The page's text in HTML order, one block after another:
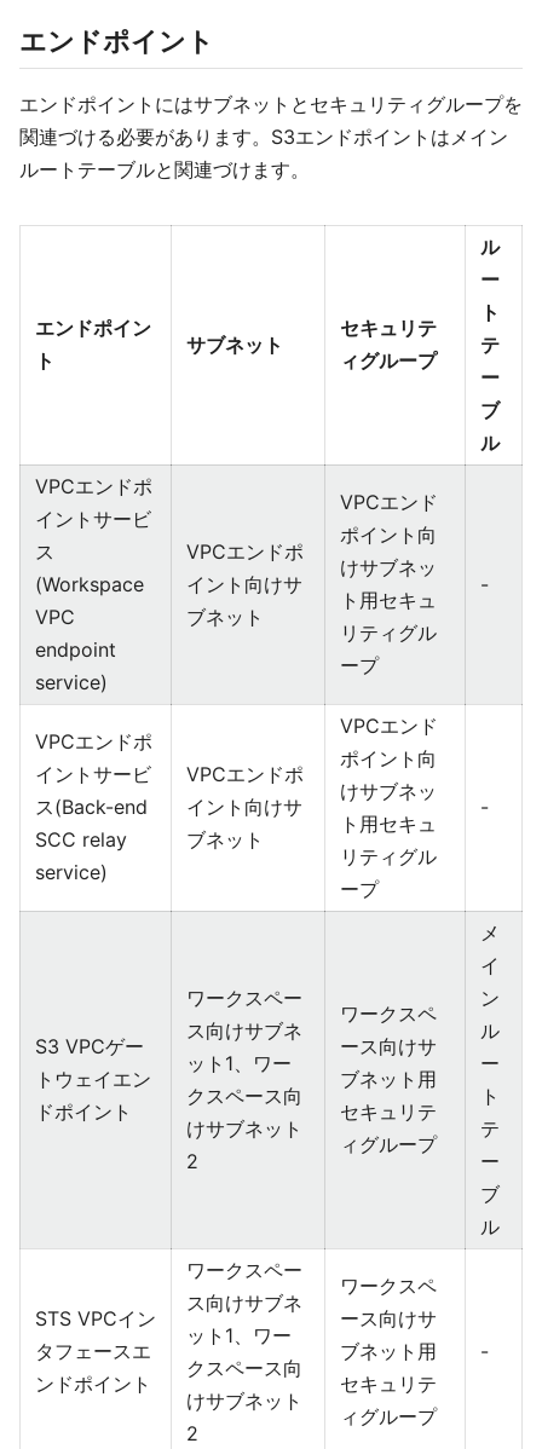
エンドポイント
エンドポイントにはサブネットとセキュリティグループを
関連づける必要があります。S3エンドポイントはメイン
ルートテーブルと関連づけます。
エンドポイン
ト
サブネット
セキュリテ
ィグループ
ル
ー
ト
テ
ー
ブ
ル
VPCエンドポ
イントサービ
ス
(Workspace
VPC
endpoint
service)
VPCエンドポ
イント向けサ
ブネット
VPCエンド
ポイント向
けサブネッ
ト用セキュ
リティグル
ープ
-
VPCエンドポ
イントサービ
ス(Back-end
SCC relay
service)
VPCエンドポ
イント向けサ
ブネット
VPCエンド
ポイント向
けサブネッ
ト用セキュ
リティグル
ープ
-
S3 VPCゲー
トウェイエン
ドポイント
ワークスペー
ス向けサブネ
ット1、ワー
クスペース向
けサブネット
2
ワークスペ
ース向けサ
ブネット用
セキュリテ
ィグループ
メ
イ
ン
ル
ー
ト
テ
ー
ブ
ル
STS VPCイン
タフェースエ
ンドポイント
ワークスペー
ス向けサブネ
ット1、ワー
クスペース向
けサブネット
2
ワークスペ
ース向けサ
ブネット用
セキュリテ
ィグループ
-